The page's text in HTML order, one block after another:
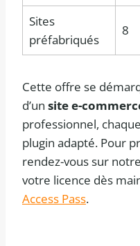
Sites
préfabriqués
8
Cette offre se
d’un site e-
professionnel,
plugin adapté. Pour
rendez-vous sur
votre licence dès
Access Pass.